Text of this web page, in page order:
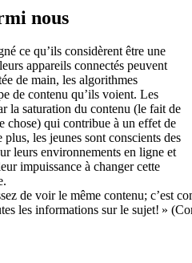
nous
ce qu’ils considèrent être une
appareils connectés peuvent
de main, les algorithmes
de contenu qu’ils voient. Les
la saturation du contenu (le fait de
chose) qui contribue à un effet de
les jeunes sont conscients des
leurs environnements en ligne et
impuissance à changer cette